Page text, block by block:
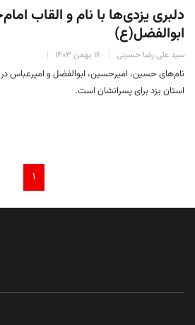
دلبری یزدی‌ها با نام و القاب
ابوالفضل(ع)
سید علی رضا حسینی ۱۶ بهمن ۱۴۰۳
استان یزد برای پسرانشان است.
۱